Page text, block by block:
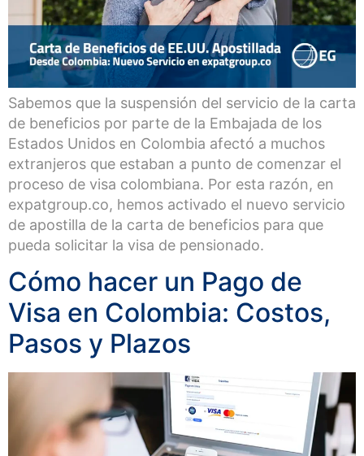
Sabemos que la suspensión del servicio de la carta
de beneficios por parte de la Embajada de los
Estados Unidos en Colombia afectó a muchos
extranjeros que estaban a punto de comenzar el
proceso de visa colombiana. Por esta razón, en
expatgroup.co, hemos activado el nuevo servicio
de apostilla de la carta de beneficios para que
pueda solicitar la visa de pensionado.
Cómo hacer un Pago de
Visa en Colombia: Costos,
Pasos y Plazos